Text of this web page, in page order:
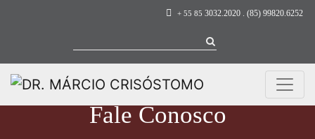
+ 55 85 3032.2020 . (85) 99820.6252
Fale Conosco